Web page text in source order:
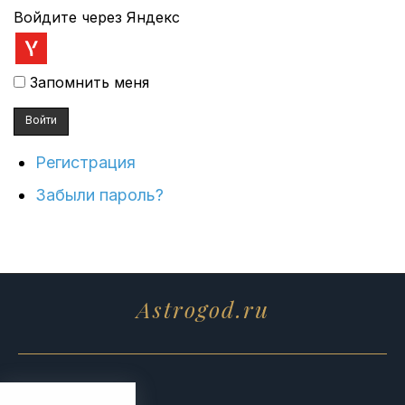
Войдите через Яндекс
Запомнить меня
Войти
Регистрация
Забыли пароль?
Astrogod.ru